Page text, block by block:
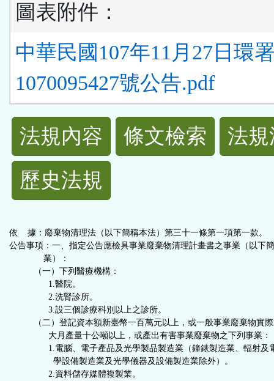
圖表附件：
中華民國107年11月27日環
1070095427號公告.pdf
法
規
功
按
法規內容 條文檢索
法
歷史法規
依 據：廢棄物清理法（以下簡稱本法）第三十一條第一項第一款。
公告事項：一、指定公告應檢具事業廢棄物清理計畫書之事業（以下
業）：
（一）下列醫療機構：
1.醫院。
2.洗腎診所。
3.設三個診療科別以上之診所。
（二）登記資本額新臺幣一百萬元以上，或一般事業廢棄物實際
大月產量十公噸以上，或產出有害事業廢棄物之下列事業：
1.電腦、電子產品及光學製品製造業（鐘錶製造業、輻射及
學設備製造業及光學儀器及設備製造業除外）。
2.資料儲存媒體複製業。